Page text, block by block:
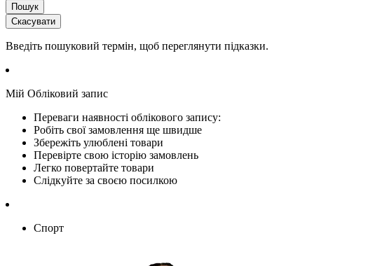
Пошук
Скасувати
Введіть пошуковий термін, щоб переглянути підказки.
Мій Обліковий запис
Переваги наявності облікового запису:
Робіть свої замовлення ще швидше
Збережіть улюблені товари
Перевірте свою історію замовлень
Легко повертайте товари
Слідкуйте за своєю посилкою
Спорт